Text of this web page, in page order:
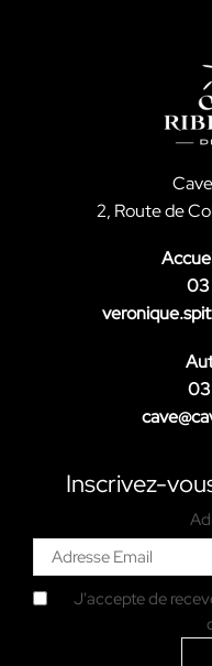
2, Route de
03
03
Inscrivez-
J'accepte de